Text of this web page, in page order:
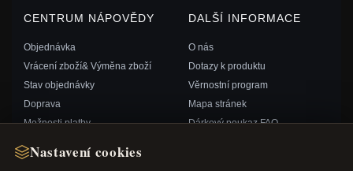
Nastavení cookies
CENTRUM NÁPOVĚDY
Objednávka
Vrácení zboží& Výměna zboží
Stav objednávky
Doprava
Možnosti platby
Kontaktujte nás
DALŠÍ INFORMACE
O nás
Dotazy k produktu
Věrnostní program
Mapa stránek
Dárkový poukaz FAQ